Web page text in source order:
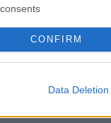
CONFIRM
Data Deletion
ΕΧΑΣΕ 150.000€